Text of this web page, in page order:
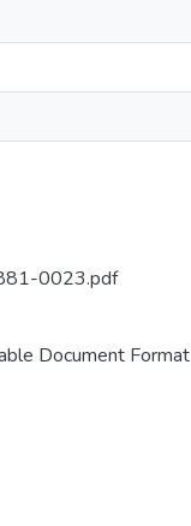
0023.pdf
Document Format